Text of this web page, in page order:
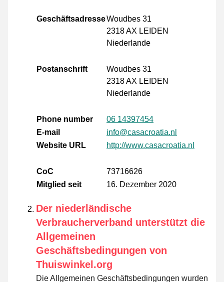
GeschäftsadresseWoudbes 31
2318 AX LEIDEN
Niederlande
Postanschrift
Woudbes 31
2318 AX LEIDEN
Niederlande
Phone number
06 14397454
E-mail
info@casacroatia.nl
Website URL
http://www.casacroatia.nl
CoC
73716626
Mitglied seit
16. Dezember 2020
Der niederländische
Verbraucherverband unterstützt die
Allgemeinen
Geschäftsbedingungen von
Thuiswinkel.org
Die Allgemeinen Geschäftsbedingungen wurden